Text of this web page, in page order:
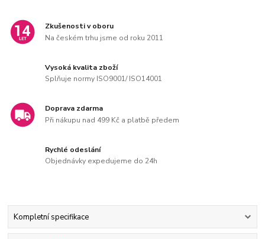
Zkušenosti v oboru
Na českém trhu jsme od roku 2011
Vysoká kvalita zboží
Splňuje normy ISO9001/ ISO14001
Doprava zdarma
Při nákupu nad 499 Kč a platbě předem
Rychlé odeslání
Objednávky expedujeme do 24h
Kompletní specifikace